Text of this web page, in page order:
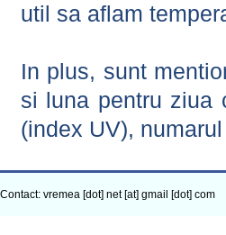
util sa aflam
In plus, sunt
si luna pentru ziua
(index UV),
Contact: vremea [dot] net [at] gmail [dot] com